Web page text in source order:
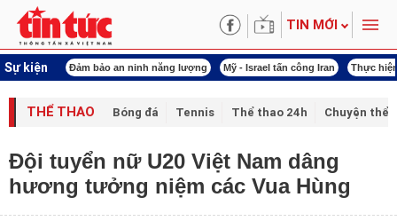
TIN MỚI
Sự kiện
khóa XVI Đảm bảo an ninh năng lượng Mỹ - Israel tấn công Iran Thực
THỂ THAO Bóng đá Tennis Thể thao 24h Chuyện thể
Đội tuyển nữ U20 Việt Nam dâng
hương tưởng niệm các Vua Hùng